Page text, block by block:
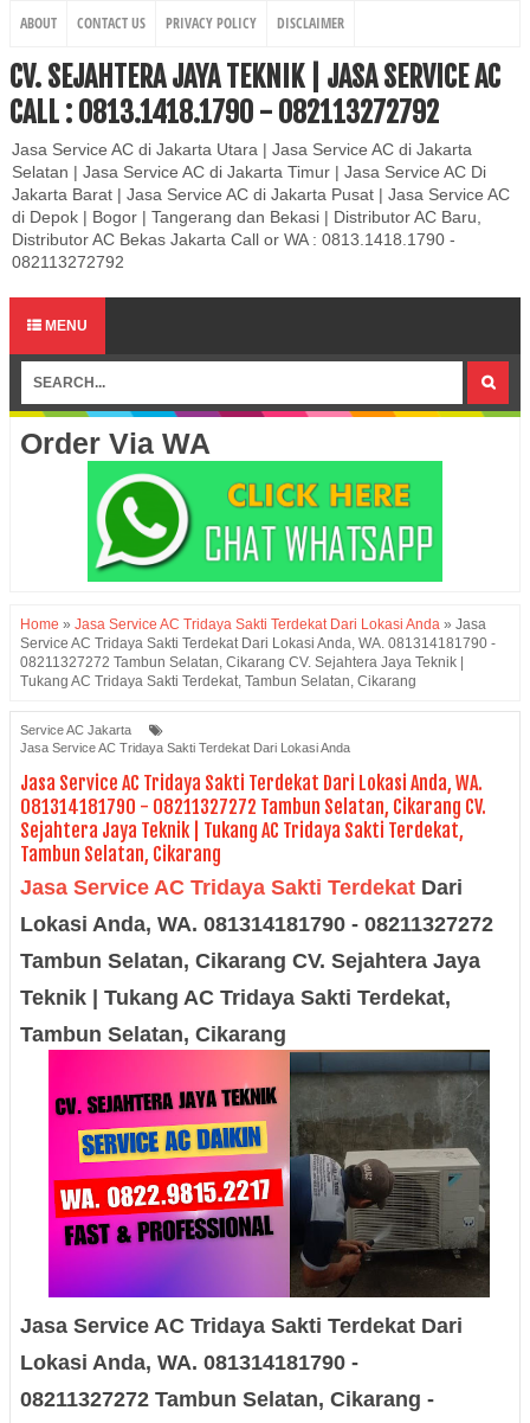
ABOUT CONTACT US PRIVACY POLICY DISCLAIMER
CV. SEJAHTERA JAYA TEKNIK | JASA SERVICE AC
CALL : 0813.1418.1790 - 082113272792
Jasa Service AC di Jakarta Utara | Jasa Service AC di Jakarta
Selatan | Jasa Service AC di Jakarta Timur | Jasa Service AC Di
Jakarta Barat | Jasa Service AC di Jakarta Pusat | Jasa Service AC
di Depok | Bogor | Tangerang dan Bekasi | Distributor AC Baru,
Distributor AC Bekas Jakarta Call or WA : 0813.1418.1790 -
082113272792
MENU
Order Via WA
Home » Jasa Service AC Tridaya Sakti Terdekat Dari Lokasi Anda » Jasa
Service AC Tridaya Sakti Terdekat Dari Lokasi Anda, WA. 081314181790 -
08211327272 Tambun Selatan, Cikarang CV. Sejahtera Jaya Teknik |
Tukang AC Tridaya Sakti Terdekat, Tambun Selatan, Cikarang
Service AC Jakarta
Jasa Service AC Tridaya Sakti Terdekat Dari Lokasi Anda
Jasa Service AC Tridaya Sakti Terdekat Dari Lokasi Anda, WA.
081314181790 - 08211327272 Tambun Selatan, Cikarang CV.
Sejahtera Jaya Teknik | Tukang AC Tridaya Sakti Terdekat,
Tambun Selatan, Cikarang
Jasa Service AC Tridaya Sakti Terdekat Dari
Lokasi Anda, WA. 081314181790 - 08211327272
Tambun Selatan, Cikarang CV. Sejahtera Jaya
Teknik | Tukang AC Tridaya Sakti Terdekat,
Tambun Selatan, Cikarang
Jasa Service AC Tridaya Sakti Terdekat Dari
Lokasi Anda, WA. 081314181790 -
08211327272 Tambun Selatan, Cikarang -